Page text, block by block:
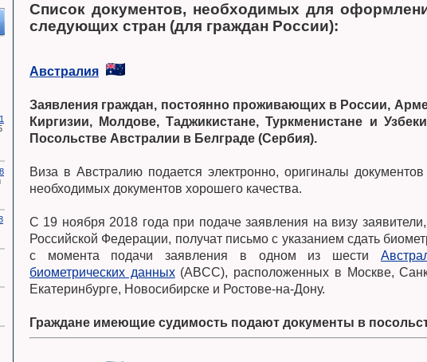
Список документов, необходимых для
следующих стран (для граждан России):
Австралия
Заявления граждан, постоянно проживающих в России,
Киргизии, Молдове, Таджикистане, Туркменистане и
Посольстве Австралии в Белграде (Сербия).
Виза в Австралию подается электронно, оригиналы
необходимых документов хорошего качества.
С 19 ноября 2018 года при подаче заявления на визу
Российской Федерации, получат письмо с указанием сдать
с момента подачи заявления в одном из шести
биометрических данных(ABCC), расположенных в Москве,
Екатеринбурге, Новосибирске и Ростове-на-Дону.
Граждане имеющие судимость подают документы в